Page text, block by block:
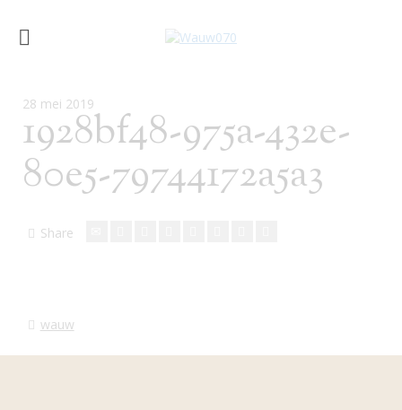
28 mei 2019
1928bf48-975a-432e-
80e5-79744172a5a3
Share
wauw